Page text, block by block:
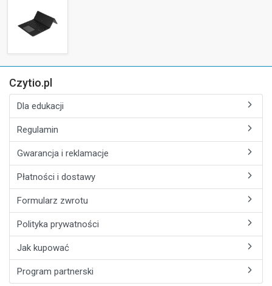
Czytio.pl
Dla edukacji
Regulamin
Gwarancja i reklamacje
Płatności i dostawy
Formularz zwrotu
Polityka prywatności
Jak kupować
Program partnerski